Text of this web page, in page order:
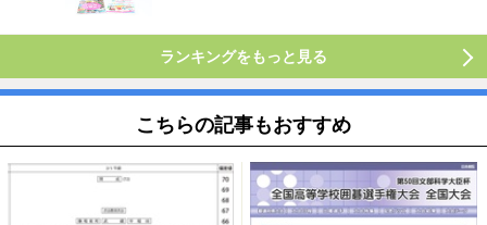
ランキングをもっと見る
こちらの記事もおすすめ